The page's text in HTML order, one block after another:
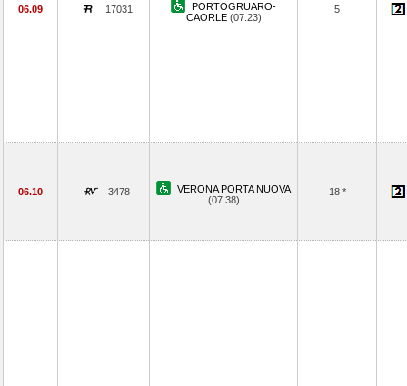
06.09 17031
PORTOGRUARO-
CAORLE (07.23)
5
06.10 3478
VERONA PORTA NUOVA
(07.38)
18 *